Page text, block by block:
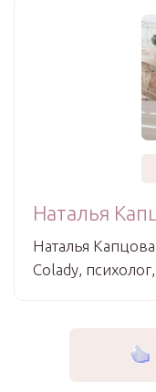
Наталья
Наталья
Colady,